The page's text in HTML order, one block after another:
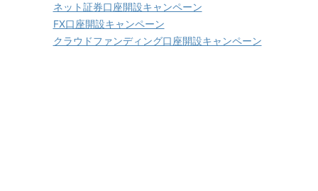
ネット証券口座開設キャンペーン
FX口座開設キャンペーン
クラウドファンディング口座開設キャンペーン